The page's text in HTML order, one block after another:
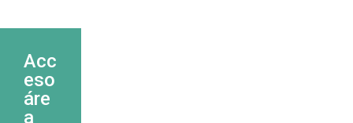
Acc
eso
áre
a